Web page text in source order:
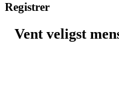
Registrer
Vent veligst